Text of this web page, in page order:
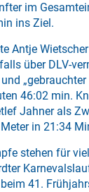
im
ins Ziel.
Antje
über DLV-
46:02 min.
Jahner als
in 21:34
stehen für
41.